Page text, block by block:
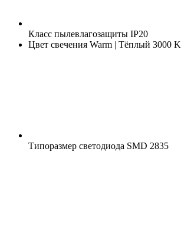
Класс пылевлагозащиты IP20
Цвет свечения Warm | Тёплый 3000 K
Типоразмер светодиода SMD 2835